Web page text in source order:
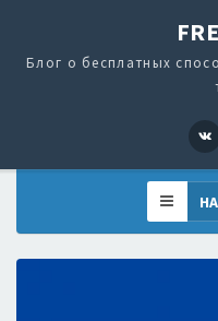
Блог о бесплатных